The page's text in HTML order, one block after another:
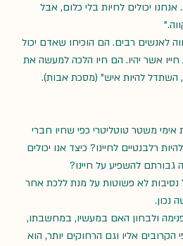
יכולים לחיות בלי כלום, אבל
לאנשים רבים. הם הוכיחו שאדם יכול
חייו אשר יהיו. הם חיו הלכה למעשה את
להיות איש" (מסכת אבות).
אימי משטר טוטליטרי כפי שחיו חברי
רלבנטיים לחיינו? כיצד אנו יכולים
להשפיע על חיינו?
נסיבות לא פשוטות על מנת ללכת אחר
נכון.
ולבחון האם במעשיו, במחשבתו,
הקרובים אליו וגם הרחוקים יותר, הוא